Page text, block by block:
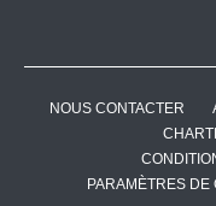
NOUS CONTACTER
PARAMÈTRES DE